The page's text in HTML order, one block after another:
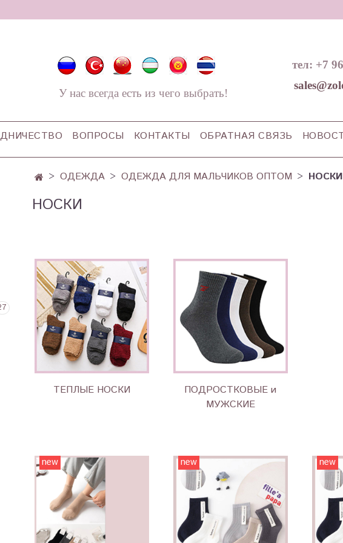
У нас всегда есть из чего выбрать!
тел: +7
ВОПРОСЫ КОНТАКТЫ ОБРАТНАЯ СВЯЗЬ
ОДЕЖДА ОДЕЖДА ДЛЯ МАЛЬЧИКОВ ОПТОМ НОСКИ
НОСКИ
ТЕПЛЫЕ НОСКИ
ПОДРОСТКОВЫЕ и
МУЖСКИЕ
new new new